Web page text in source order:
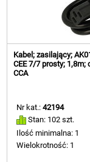
Kabel; zasilający;
CEE 7/7 prosty; 1,8m;
CCA
Nr kat.:42194
Stan: 102 szt.
Ilość minimalna: 1
Wielokrotność: 1